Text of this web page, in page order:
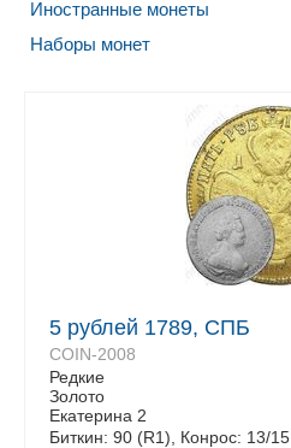
Иностранные монеты
Наборы монет
5 рублей 1789, СПБ
COIN-2008
Редкие
Золото
Екатерина 2
Биткин: 90 (R1), Конрос: 13/15